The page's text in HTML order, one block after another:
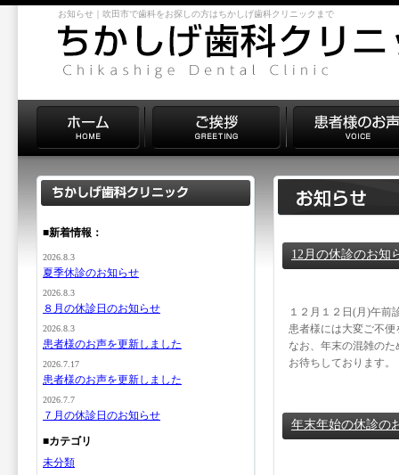
お知らせ｜吹田市で歯科をお探しの方はちかしげ歯科クリニックまで
12月の休診のお知
１２月１２日(月)午前
患者様には大変ご不
なお、年末の混雑の
お待ちしております。
年末年始の休診の
■新着情報：
2026.8.3
夏季休診のお知らせ
2026.8.3
８月の休診日のお知らせ
2026.8.3
患者様のお声を更新しました
2026.7.17
患者様のお声を更新しました
2026.7.7
７月の休診日のお知らせ
■カテゴリ
未分類